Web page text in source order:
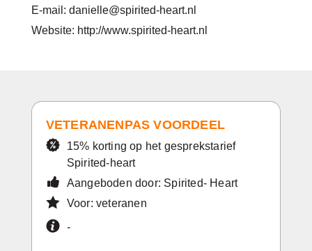
E-mail: danielle@spirited-heart.nl
Website: http://www.spirited-heart.nl
VETERANENPAS VOORDEEL
15% korting op het gesprekstarief
Spirited-heart
Aangeboden door: Spirited- Heart
Voor: veteranen
-